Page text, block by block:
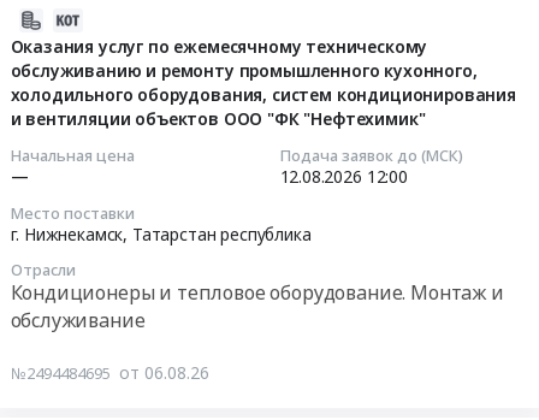
Оказания услуг по ежемесячному техническому
обслуживанию и ремонту промышленного кухонного,
холодильного оборудования, систем кондиционирования
и вентиляции объектов ООО "ФК "Нефтехимик"
Начальная цена
—
Подача заявок до (МСК)
12.08.2026 12:00
Место поставки
г. Нижнекамск, Татарстан республика
Отрасли
Кондиционеры и тепловое оборудование. Монтаж и
обслуживание
№2494484695 от 06.08.26